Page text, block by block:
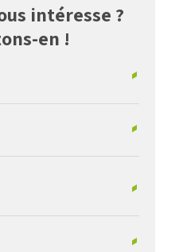
intéresse ?
en !